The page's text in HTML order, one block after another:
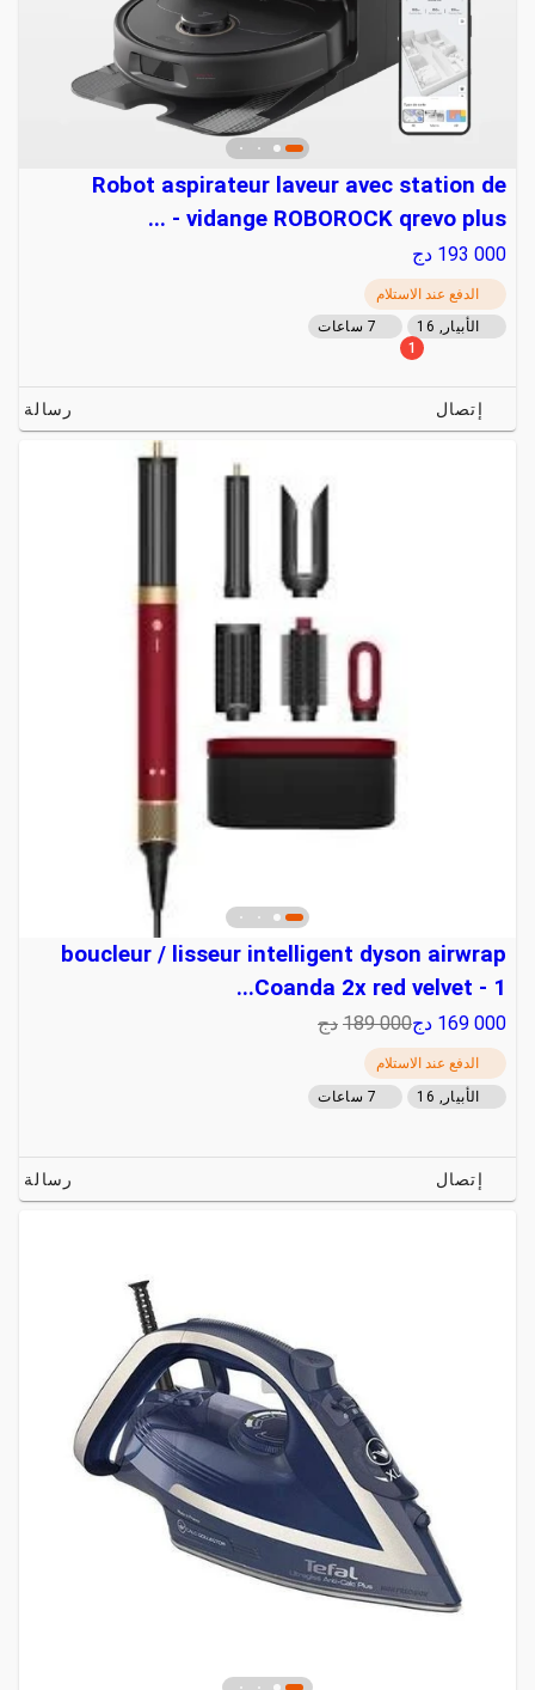
Robot aspirateur laveur avec station de
vidange ROBOROCK qrevo plus - ...
193 000 دج
الدفع عند الاستلام
الأبيار, 16
7 ساعات
1
إتصال رسالة
boucleur / lisseur intelligent dyson airwrap
Coanda 2x red velvet - 1...
169 000 دج189 000 دج
الدفع عند الاستلام
الأبيار, 16
7 ساعات
إتصال رسالة